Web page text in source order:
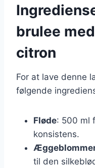
brulee
citron
For at lave denne
følgende
Fløde: 500 ml
konsistens.
til den